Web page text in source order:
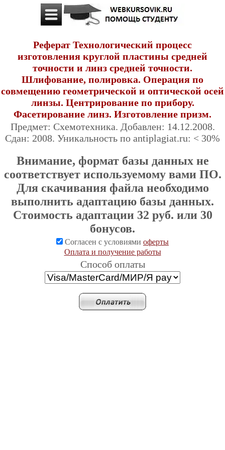
Реферат Технологический процесс
изготовления круглой пластины средней
точности и линз средней точности.
Шлифование, полировка. Операция по
совмещению геометрической и оптической осей
линзы. Центрирование по прибору.
Фасетирование линз. Изготовление призм.
Предмет: Схемотехника. Добавлен: 14.12.2008.
Сдан: 2008. Уникальность по antiplagiat.ru: < 30%
Внимание, формат базы данных не
соответствует используемому вами ПО.
Для скачивания файла необходимо
выполнить адаптацию базы данных.
Стоимость адаптации 32 руб. или 30
бонусов.
Согласен с условиями оферты
Оплата и получение работы
Cпособ оплаты